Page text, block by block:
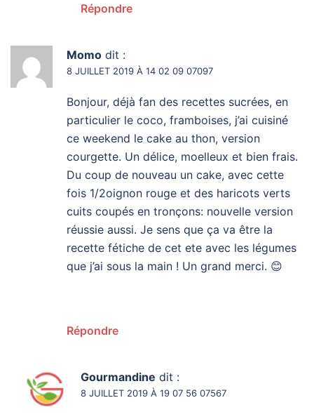
Répondre
Momo dit :
8 JUILLET 2019 À 14 02 09 07097
Bonjour, déjà fan des recettes sucrées, en
particulier le coco, framboises, j’ai cuisiné
ce weekend le cake au thon, version
courgette. Un délice, moelleux et bien frais.
Du coup de nouveau un cake, avec cette
fois 1/2oignon rouge et des haricots verts
cuits coupés en tronçons: nouvelle version
réussie aussi. Je sens que ça va être la
recette fétiche de cet ete avec les légumes
que j’ai sous la main ! Un grand merci. 😊
Répondre
Gourmandine dit :
8 JUILLET 2019 À 19 07 56 07567